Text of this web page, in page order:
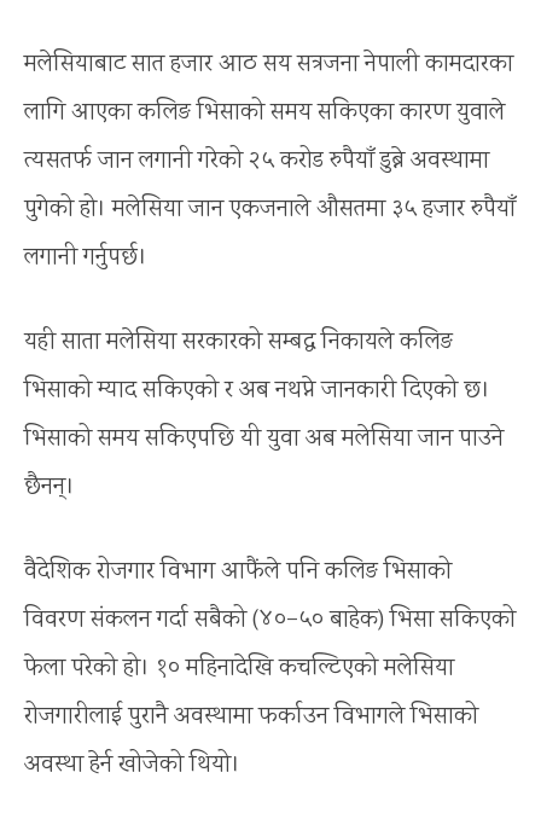
मलेसियाबाट सात हजार आठ सय सत्रजना नेपाली कामदारका
लागि आएका कलिङ भिसाको समय सकिएका कारण युवाले
त्यसतर्फ जान लगानी गरेको २५ करोड रुपैयाँ डुब्ने अवस्थामा
पुगेको हो। मलेसिया जान एकजनाले औसतमा ३५ हजार रुपैयाँ
लगानी गर्नुपर्छ।
यही साता मलेसिया सरकारको सम्बद्ध निकायले कलिङ
भिसाको म्याद सकिएको र अब नथप्ने जानकारी दिएको छ।
भिसाको समय सकिएपछि यी युवा अब मलेसिया जान पाउने
छैनन्।
वैदेशिक रोजगार विभाग आफैंले पनि कलिङ भिसाको
विवरण संकलन गर्दा सबैको (४०–५० बाहेक) भिसा सकिएको
फेला परेको हो। १० महिनादेखि कचल्टिएको मलेसिया
रोजगारीलाई पुरानै अवस्थामा फर्काउन विभागले भिसाको
अवस्था हेर्न खोजेको थियो।